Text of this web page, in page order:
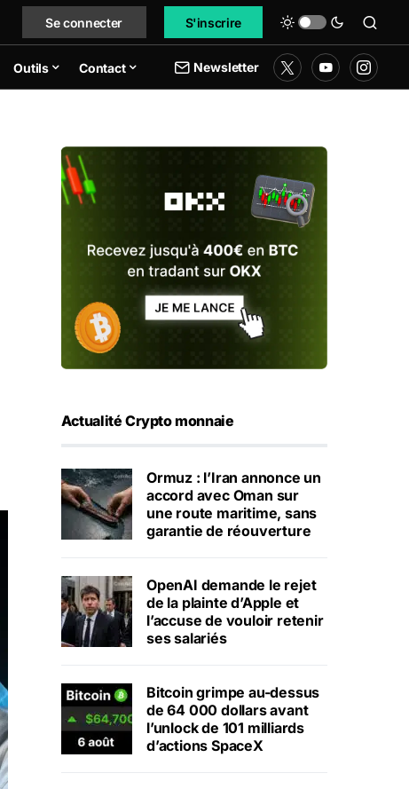
Se connecter S'inscrire
Outils Contact Newsletter
Actualité Crypto monnaie
Ormuz : l’Iran annonce un
accord avec Oman sur
une route maritime, sans
garantie de réouverture
OpenAI demande le rejet
de la plainte d’Apple et
l’accuse de vouloir retenir
ses salariés
Bitcoin grimpe au-dessus
de 64 000 dollars avant
l’unlock de 101 milliards
d’actions SpaceX